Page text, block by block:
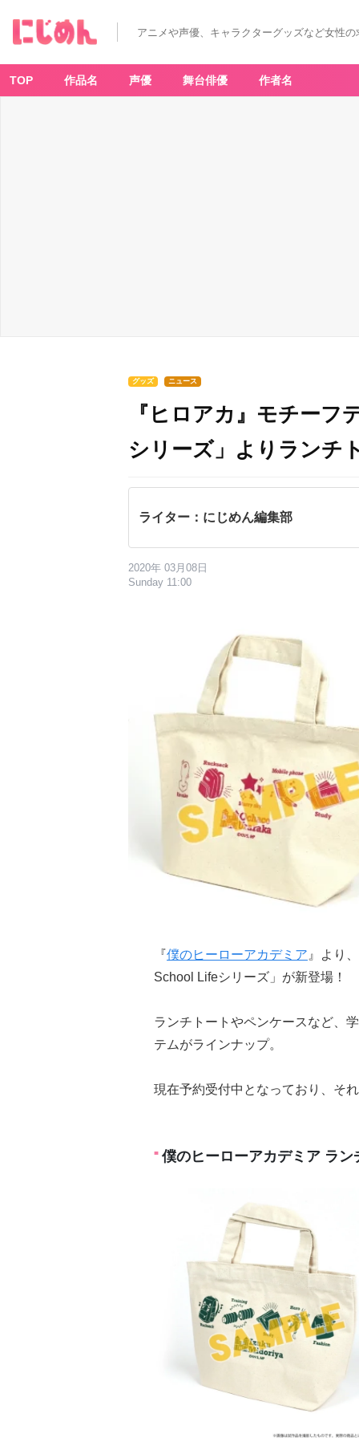
アニメや声優、キャラクターグッズなど女性
TOP 作品名 声優 舞台俳優 作者名
グッズ ニュース
『ヒロアカ』モチー
シリーズ」よりランチ
ライター：にじめん編集部
2020年 03月08日
Sunday 11:00
『僕のヒーローアカデミア 』より
School Lifeシリーズ」が新登場！
ランチトートやペンケースなど、
テムがラインナップ。
現在予約受付中となっており、そ
僕のヒーローアカデミア ラン